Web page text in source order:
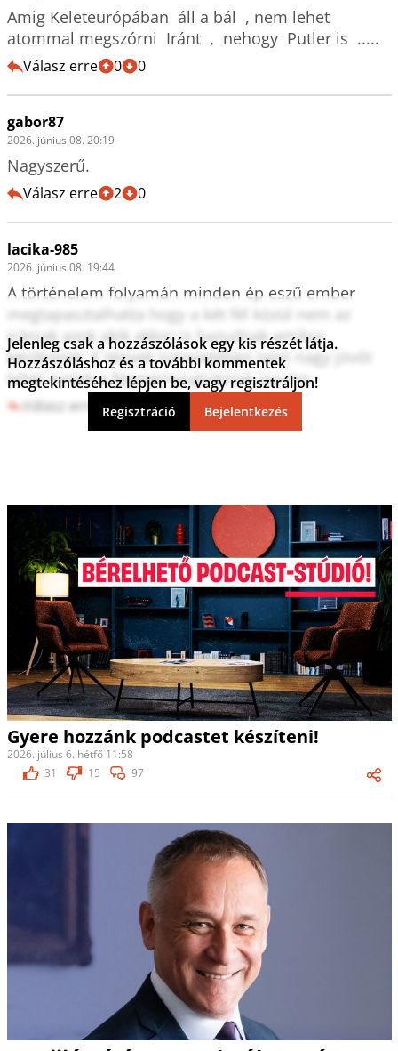
Amig Keleteurópában  áll a bál  , nem lehet
atommal megszórni  Iránt  ,  nehogy  Putler is  .....
Válasz erre 0 0
gabor87
2026. június 08. 20:19
Nagyszerű.
Válasz erre 2 0
lacika-985
2026. június 08. 19:44
A történelem folyamán minden ép eszű ember
megtapasztalhatta hogy a két fél közül nem az
irániak azok akik akkor is hazudnak amikor
kérdeznek. E tények ismeretében nem nagy jövőt
lehet ennek a fegyvernyugvásnak josolni.
Válasz erre 0 1
Jelenleg csak a hozzászólások egy kis részét látja.
Hozzászóláshoz és a további kommentek
megtekintéséhez lépjen be, vagy regisztráljon!
Regisztráció Bejelentkezés
Gyere hozzánk podcastet készíteni!
2026. július 6. hétfő 11:58
31
15 97